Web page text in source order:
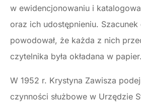
w ewidencjonowaniu i
oraz ich udostępnieniu.
powodował, że każda z nich
czytelnika była okładana w papier.
W 1952 r. Krystyna Zawisza
czynności służbowe w Urzędzie